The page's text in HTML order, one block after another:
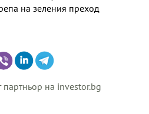
на зеления преход
на investor.bg